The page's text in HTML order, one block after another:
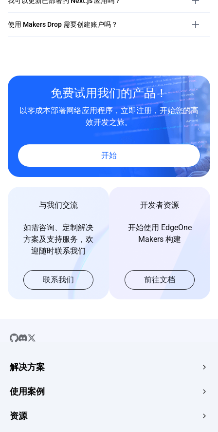
使用 Makers Drop 需要创建账户吗？
免费试用我们的产品！
以零成本部署网络应用程序，立即注册，开始您的高
效开发之旅。
开始
与我们交流
如需咨询、定制解决
方案及支持服务，欢
迎随时联系我们
联系我们
开发者资源
开始使用 EdgeOne
Makers 构建
前往文档
解决方案
SaaS
电子商务
使用案例
免费 HTML 托管
资源